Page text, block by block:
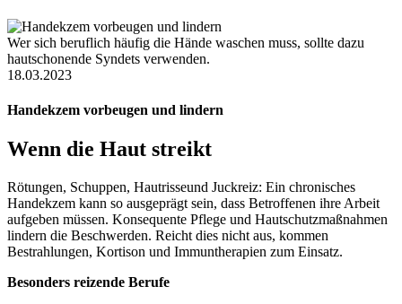
Wer sich beruflich häufig die Hände waschen muss, sollte dazu
hautschonende Syndets verwenden.
18.03.2023
Handekzem vorbeugen und lindern
Wenn die Haut streikt
Rötungen, Schuppen, Hautrisseund Juckreiz: Ein chronisches
Handekzem kann so ausgeprägt sein, dass Betroffenen ihre Arbeit
aufgeben müssen. Konsequente Pflege und Hautschutzmaßnahmen
lindern die Beschwerden. Reicht dies nicht aus, kommen
Bestrahlungen, Kortison und Immuntherapien zum Einsatz.
Besonders reizende Berufe